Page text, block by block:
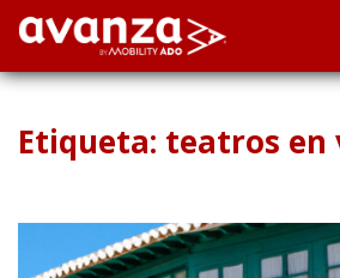
Etiqueta: teatros en